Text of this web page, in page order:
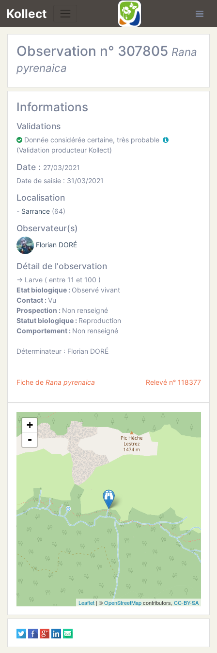
Kollect
Observation n° 307805 Rana
pyrenaica
Informations
Validations
Donnée considérée certaine, très probable
(Validation producteur Kollect)
Date : 27/03/2021
Date de saisie : 31/03/2021
Localisation
- Sarrance(64)
Observateur(s)
Florian DORÉ
Détail de l'observation
→ Larve ( entre 11 et 100 )
Etat biologique : Observé vivant
Contact : Vu
Prospection : Non renseigné
Statut biologique : Reproduction
Comportement : Non renseigné
Déterminateur : Florian DORÉ
Fiche de Rana pyrenaica Relevé n° 118377
+
-
Leaflet| ©OpenStreetMapcontributors, CC-BY-SA